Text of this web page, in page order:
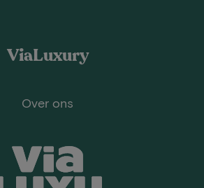
ViaLuxury
Over ons